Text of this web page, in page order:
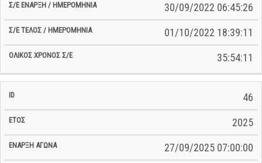
30/09/2022 06:45:26
01/10/2022 18:39:11
35:54:11
46
2025
27/09/2025 07:00:00